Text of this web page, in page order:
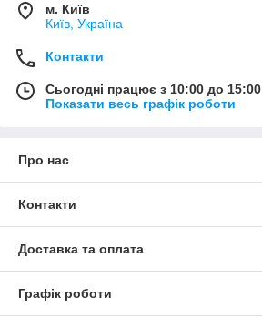
м. Київ
Київ, Україна
Контакти
Сьогодні працює з 10:00 до 15:00
Показати весь графік роботи
Про нас
Контакти
Доставка та оплата
Графік роботи